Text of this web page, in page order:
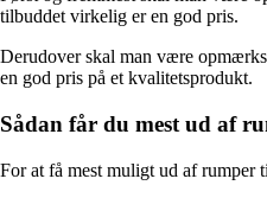
tilbuddet virkelig er en god pris.
Derudover skal man være
en god pris på et kvalitetsprodukt.
Sådan får du mest ud af
For at få mest muligt ud af rumper